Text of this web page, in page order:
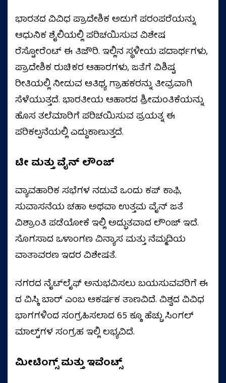
ಭಾರತದ ವಿವಿಧ ಪ್ರಾದೇಶಿಕ ಅಡುಗೆ ಪರಂಪರೆಯನ್ನು
ಆಧುನಿಕ ಶೈಲಿಯಲ್ಲಿ ಪರಿಚಯಿಸುವ ವಿಶೇಷ
ರೆಸ್ಟೋರೆಂಟ್ ಈ ತಿಜೌರಿ. ಇಲ್ಲಿನ ಸ್ಥಳೀಯ ಪದಾರ್ಥಗಳು,
ಪ್ರಾದೇಶಿಕ ರುಚಿಕರ ಆಹಾರಗಳು, ಜತೆಗೆ ವಿಶಿಷ್ಟ
ರೀತಿಯಲ್ಲಿ ನೀಡುವ ಆತಿಥ್ಯ ಗ್ರಾಹಕರನ್ನು ತೀವ್ರವಾಗಿ
ಸೆಳೆಯುತ್ತದೆ. ಭಾರತೀಯ ಆಹಾರದ ಶ್ರೀಮಂತಿಕೆಯನ್ನು
ಹೊಸ ತಲೆಮಾರಿಗೆ ಪರಿಚಯಿಸುವ ಪ್ರಯತ್ನ ಈ
ಪರಿಕಲ್ಪನೆಯಲ್ಲಿ ಎದ್ದುಕಾಣುತ್ತದೆ.
ಟೀ ಮತ್ತು ವೈನ್ ಲೌಂಜ್
ವ್ಯಾವಹಾರಿಕ ಸಭೆಗಳ ನಡುವೆ ಒಂದು ಕಪ್ ಕಾಫಿ,
ಸುವಾಸನೆಯ ಚಹಾ ಅಥವಾ ಉತ್ತಮ ವೈನ್ ಜತೆ
ವಿಶ್ರಾಂತಿ ಪಡೆಯೋಕೆ ಇಲ್ಲಿ ಅದ್ಭುತವಾದ ಲೌಂಜ್ ಇದೆ.
ಸೊಗಸಾದ ಒಳಾಂಗಣ ವಿನ್ಯಾಸ ಮತ್ತು ನೆಮ್ಮದಿಯ
ವಾತಾವರಣ ಇದರ ವಿಶೇಷತೆ.
ನಗರದ ನೈಟ್‌ಲೈಫ್ ಅನುಭವಿಸಲು ಬಯಸುವವರಿಗೆ ಈ
ದ ವಿಸ್ಕಿ ಬಾರ್ ಎಂಬ ಆಕರ್ಷಕ ತಾಣವಿದೆ. ವಿಶ್ವದ ವಿವಿಧ
ಭಾಗಗಳಿಂದ ಸಂಗ್ರಹಿಸಲಾದ 65 ಕ್ಕೂ ಹೆಚ್ಚು ಸಿಂಗಲ್
ಮಾಲ್ಟ್‌ಗಳ ಸಂಗ್ರಹ ಇಲ್ಲಿ ಲಭ್ಯವಿದೆ.
ಮೀಟಿಂಗ್ಸ್ ಮತ್ತು ಇವೆಂಟ್ಸ್